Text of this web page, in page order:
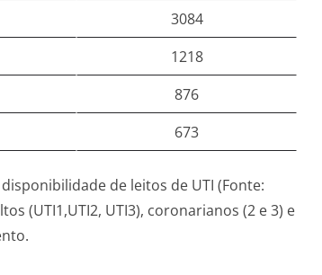
3084
1218
876
673
de leitos de UTI (Fonte:
(UTI1,UTI2, UTI3), coronarianos (2 e 3) e